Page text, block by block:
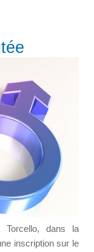
dans la
inscription sur le